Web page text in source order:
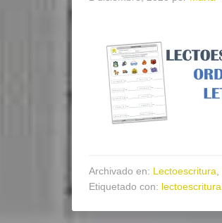
Archivado en: Lectoescritura
Etiquetado con: lectoescritura